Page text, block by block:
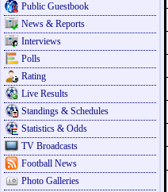
Public Guestbook
News & Reports
Interviews
Polls
Rating
Live Results
Standings & Schedules
Statistics & Odds
TV Broadcasts
Football News
Photo Galleries